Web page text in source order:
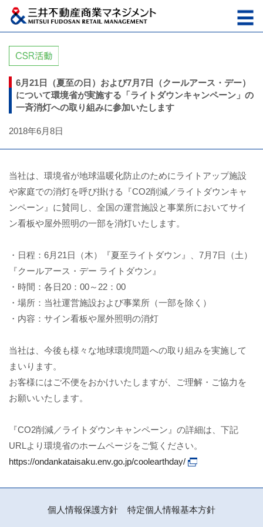
6月21日（夏至の日）および7月7日（クールアース・デー）
について環境省が実施する「ライトダウンキャンペーン」の
一斉消灯への取り組みに参加いたします
2018年6月8日
当社は、環境省が地球温暖化防止のためにライトアップ施設
や家庭での消灯を呼び掛ける『CO2削減／ライトダウンキャ
ンペーン』に賛同し、全国の運営施設と事業所においてサイ
ン看板や屋外照明の一部を消灯いたします。
・日程：6月21日（木）『夏至ライトダウン』、7月7日（土）
『クールアース・デー ライトダウン』
・時間：各日20：00～22：00
・場所：当社運営施設および事業所（一部を除く）
・内容：サイン看板や屋外照明の消灯
当社は、今後も様々な地球環境問題への取り組みを実施して
まいります。
お客様にはご不便をおかけいたしますが、ご理解・ご協力を
お願いいたします。
『CO2削減／ライトダウンキャンペーン』の詳細は、下記
URLより環境省のホームページをご覧ください。
https://ondankataisaku.env.go.jp/coolearthday/
個人情報保護方針 特定個人情報基本方針